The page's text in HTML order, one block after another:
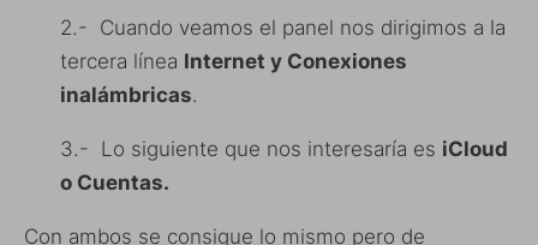
2.- Cuando veamos el panel nos dirigimos a la
tercera línea Internet y Conexiones
inalámbricas.
3.- Lo siguiente que nos interesaría es iCloud
o Cuentas.
Con ambos se consigue lo mismo pero de